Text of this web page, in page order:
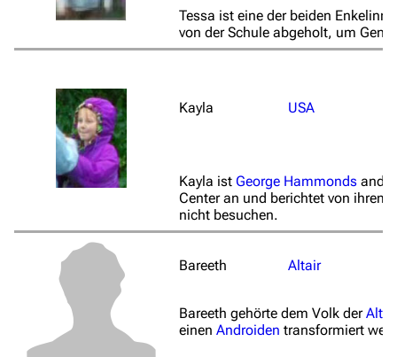
Tessa ist eine der beiden
von der Schule abgeholt, um
Kayla USA
Kayla ist George Hammonds
Center an und berichtet von
nicht besuchen.
Bareeth Altair
Bareeth gehörte dem Volk der
einen Androiden transformiert